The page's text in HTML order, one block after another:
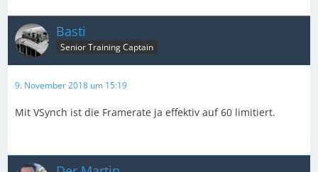
Basti
Senior Training Captain
9. November 2018 um 15:19
Mit VSynch ist die Framerate ja effektiv auf 60 limitiert.